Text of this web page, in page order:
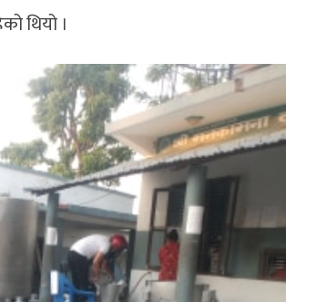
थियो ।